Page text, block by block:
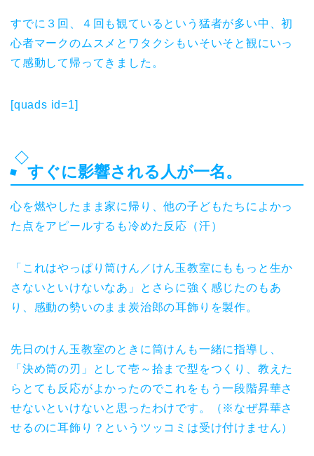
すでに３回、４回も観ているという猛者が多い中、初
心者マークのムスメとワタクシもいそいそと観にいっ
て感動して帰ってきました。
[quads id=1]
すぐに影響される人が一名。
心を燃やしたまま家に帰り、他の子どもたちによかっ
た点をアピールするも冷めた反応（汗）
「これはやっぱり筒けん／けん玉教室にももっと生か
さないといけないなあ」とさらに強く感じたのもあ
り、感動の勢いのまま炭治郎の耳飾りを製作。
先日のけん玉教室のときに筒けんも一緒に指導し、
「決め筒の刃」として壱～拾まで型をつくり、教えた
らとても反応がよかったのでこれをもう一段階昇華さ
せないといけないと思ったわけです。（※なぜ昇華さ
せるのに耳飾り？というツッコミは受け付けません）